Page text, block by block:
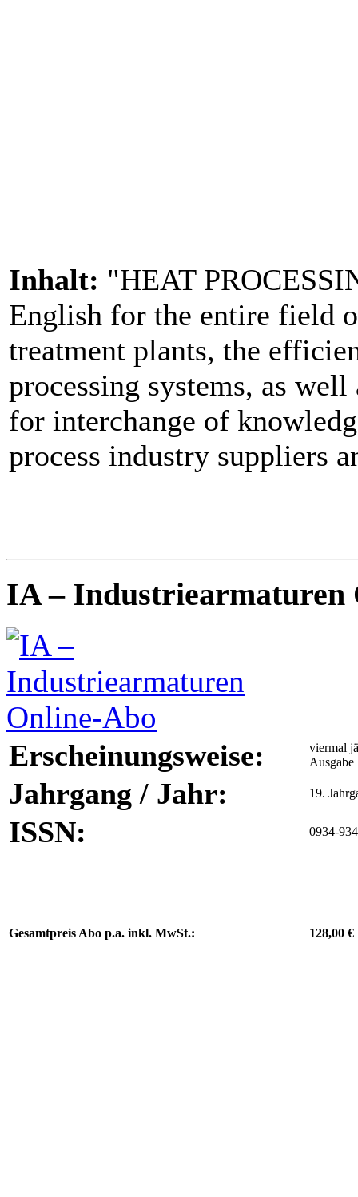
Inhalt: "HEAT
English for the entire field
treatment plants, the
processing systems, as
for interchange of
process industry suppliers
IA – Industriearmaturen
Erscheinungsweise:
viermal
Ausgabe
Jahrgang / Jahr: 19.
ISSN: 0934-
Gesamtpreis Abo p.a. inkl. MwSt.: 128,00 €